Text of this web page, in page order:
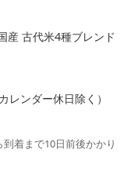
産 古代米4種ブレンド
レンダー休日除く）
着まで10日前後かかり